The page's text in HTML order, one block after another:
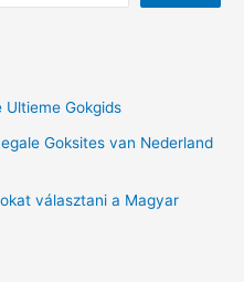
Ultieme Gokgids
Goksites van Nederland
választani a Magyar